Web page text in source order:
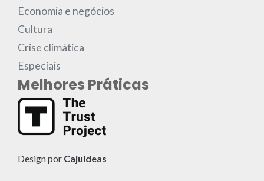
Economia e negócios
Cultura
Crise climática
Especiais
Melhores Práticas
Design por Cajuideas